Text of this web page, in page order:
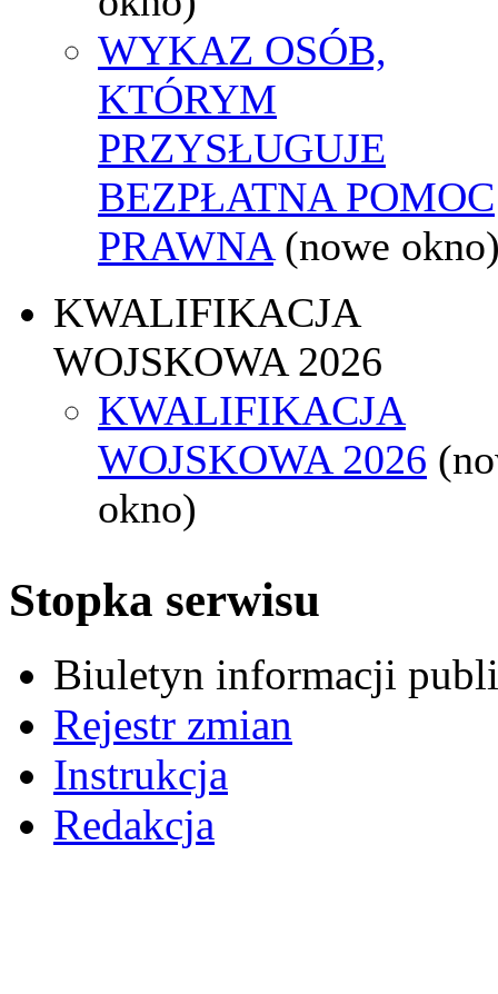
WYKAZ OSÓB,
KTÓRYM
PRZYSŁUGUJE
BEZPŁATNA POMOC
PRAWNA (nowe
KWALIFIKACJA
WOJSKOWA 2026
KWALIFIKACJA
WOJSKOWA 2026
okno)
Stopka serwisu
Biuletyn informacji
Rejestr zmian
Instrukcja
Redakcja